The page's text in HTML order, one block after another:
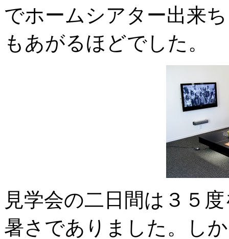
でホームシアター出来
もあがるほどでした。
見学会の二日間は３５
暑さでありました。し